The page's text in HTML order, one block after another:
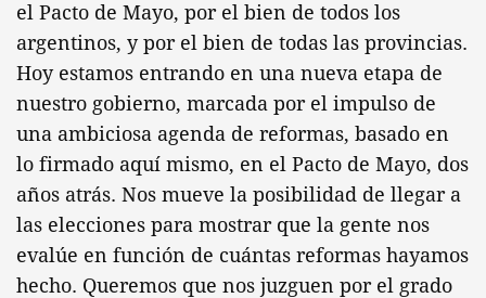
el Pacto de Mayo, por el bien de todos los
argentinos, y por el bien de todas las provincias.
Hoy estamos entrando en una nueva etapa de
nuestro gobierno, marcada por el impulso de
una ambiciosa agenda de reformas, basado en
lo firmado aquí mismo, en el Pacto de Mayo, dos
años atrás. Nos mueve la posibilidad de llegar a
las elecciones para mostrar que la gente nos
evalúe en función de cuántas reformas hayamos
hecho. Queremos que nos juzguen por el grado